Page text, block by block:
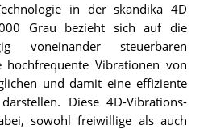
in der skandika 4D
Grau bezieht sich auf die
voneinander steuerbaren
hochfrequente Vibrationen von
und damit eine effiziente
Diese 4D-Vibrations-
sowohl freiwillige als auch